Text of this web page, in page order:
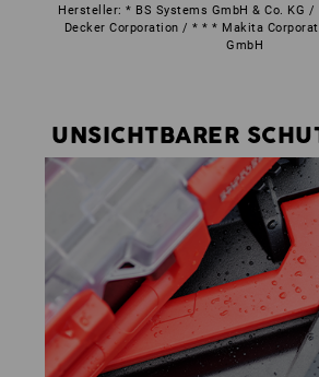
Hersteller: * BS Systems GmbH & Co. KG
Decker Corporation / * * * Makita
GmbH
UNSICHTBARER